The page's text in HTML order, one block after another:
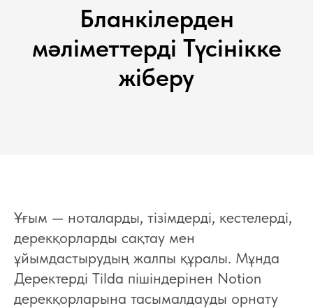
Бланкілерден
мәліметтерді Түсінікке
жіберу
Ұғым — ноталарды, тізімдерді, кестелерді,
дерекқорларды сақтау мен
ұйымдастырудың жалпы құралы. Мұнда
Деректерді Tilda пішіндерінен Notion
дерекқорларына тасымалдауды орнату